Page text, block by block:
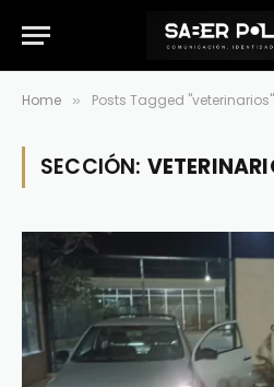
Home » Posts Tagged "veterinarios"
SECCIÓN: